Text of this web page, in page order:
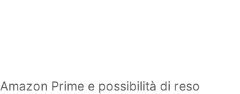
Prime e possibilità di reso